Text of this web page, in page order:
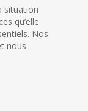
situation
qu’elle
Nos
nous